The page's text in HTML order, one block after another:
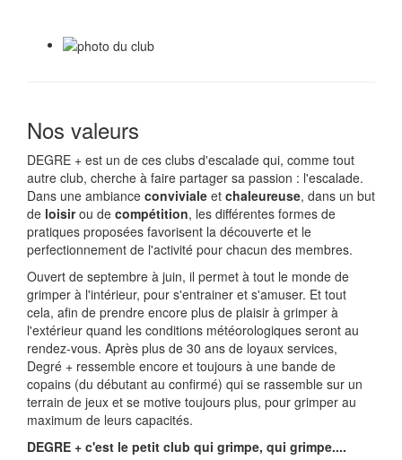
Nos valeurs
DEGRE + est un de ces clubs d'escalade qui, comme tout
autre club, cherche à faire partager sa passion : l'escalade.
Dans une ambiance conviviale et chaleureuse, dans un but
de loisirou de compétition, les différentes formes de
pratiques proposées favorisent la découverte et le
perfectionnement de l'activité pour chacun des membres.
Ouvert de septembre à juin, il permet à tout le monde de
grimper à l'intérieur, pour s'entrainer et s'amuser. Et tout
cela, afin de prendre encore plus de plaisir à grimper à
l'extérieur quand les conditions météorologiques seront au
rendez-vous. Après plus de 30 ans de loyaux services,
Degré + ressemble encore et toujours à une bande de
copains (du débutant au confirmé) qui se rassemble sur un
terrain de jeux et se motive toujours plus, pour grimper au
maximum de leurs capacités.
DEGRE + c'est le petit club qui grimpe, qui grimpe....